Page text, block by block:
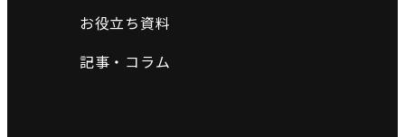
お役立ち資料
記事・コラム